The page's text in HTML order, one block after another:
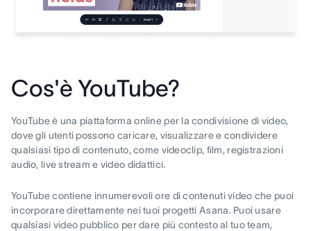
Cos'è YouTube?
YouTube è una piattaforma online per la condivisione di video,
dove gli utenti possono caricare, visualizzare e condividere
qualsiasi tipo di contenuto, come videoclip, film, registrazioni
audio, live stream e video didattici.
YouTube contiene innumerevoli ore di contenuti video che puoi
incorporare direttamente nei tuoi progetti Asana. Puoi usare
qualsiasi video pubblico per dare più contesto al tuo team,